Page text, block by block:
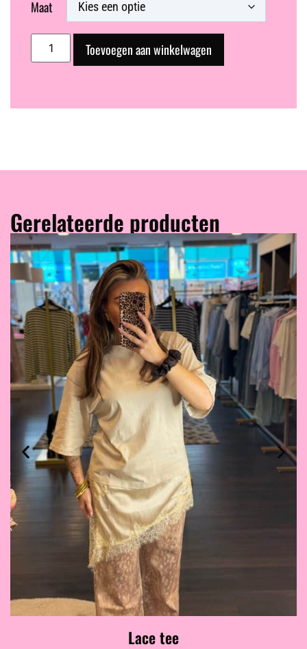
Maat
Toevoegen aan winkelwagen
Gerelateerde producten
Lace tee